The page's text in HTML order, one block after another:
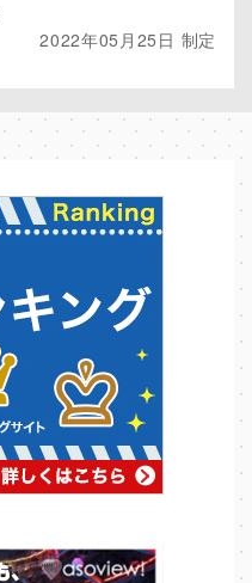
2022年05月25日 制定